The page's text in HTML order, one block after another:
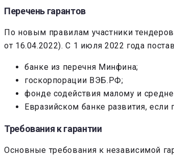
Перечень гарантов
По новым правилам участники
от 16.04.2022). С 1 июля 2022 года
банке из перечня Минфина;
госкорпорации ВЭБ.РФ;
фонде содействия малому и
Евразийском банке развития,
Требования к гарантии
Основные требования к независимой